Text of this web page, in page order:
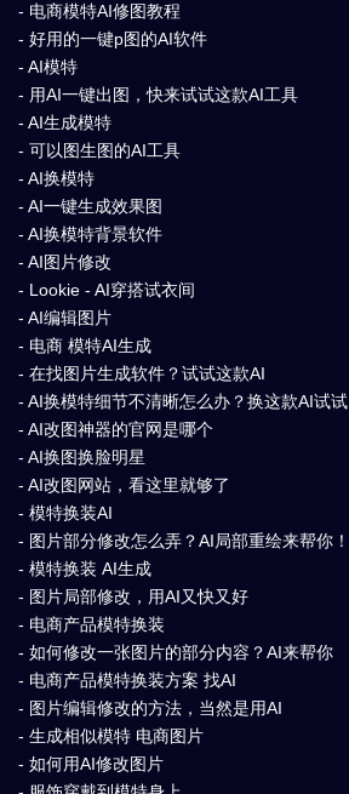
- 电商模特AI修图教程
- 好用的一键p图的AI软件
- AI模特
- 用AI一键出图，快来试试这款AI工具
- AI生成模特
- 可以图生图的AI工具
- AI换模特
- AI一键生成效果图
- AI换模特背景软件
- AI图片修改
- Lookie - AI穿搭试衣间
- AI编辑图片
- 电商 模特AI生成
- 在找图片生成软件？试试这款AI
- AI换模特细节不清晰怎么办？换这款AI试试
- AI改图神器的官网是哪个
- AI换图换脸明星
- AI改图网站，看这里就够了
- 模特换装AI
- 图片部分修改怎么弄？AI局部重绘来帮你！
- 模特换装 AI生成
- 图片局部修改，用AI又快又好
- 电商产品模特换装
- 如何修改一张图片的部分内容？AI来帮你
- 电商产品模特换装方案 找AI
- 图片编辑修改的方法，当然是用AI
- 生成相似模特 电商图片
- 如何用AI修改图片